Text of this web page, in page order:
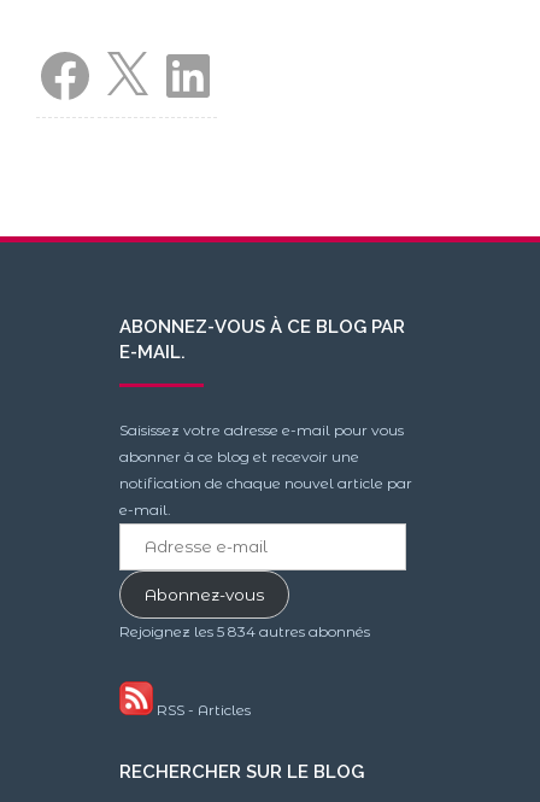
Facebook LinkedIn
ABONNEZ-VOUS À CE BLOG PAR
E-MAIL.
Saisissez votre adresse e-mail pour vous
abonner à ce blog et recevoir une
notification de chaque nouvel article par
e-mail.
mailAbonnez-vous
Rejoignez les 5 834 autres abonnés
RSS - Articles
RECHERCHER SUR LE BLOG